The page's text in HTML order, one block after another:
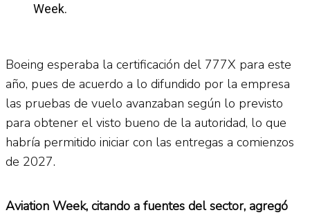
Week.
Boeing esperaba la certificación del 777X para este
año, pues de acuerdo a lo difundido por la empresa
las pruebas de vuelo avanzaban según lo previsto
para obtener el visto bueno de la autoridad, lo que
habría permitido iniciar con las entregas a comienzos
de 2027.
Aviation Week, citando a fuentes del sector, agregó